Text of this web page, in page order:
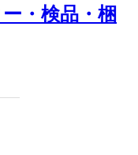
・検品・梱